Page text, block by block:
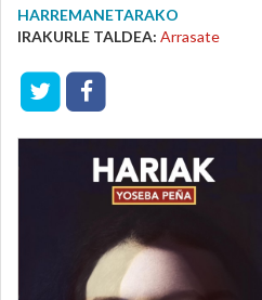
HARREMANETARAKO
IRAKURLE TALDEA: Arrasate